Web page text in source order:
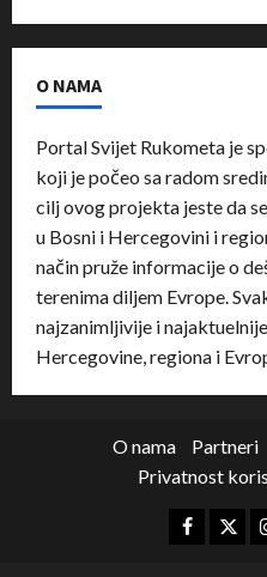
O NAMA
Portal Svijet Rukometa je
koji je počeo sa radom
cilj ovog projekta jeste da
u Bosni i Hercegovini i
način pruže informacije o
terenima diljem Evrope.
najzanimljivije i
Hercegovine, regiona i
O nama Partneri
Privatnost